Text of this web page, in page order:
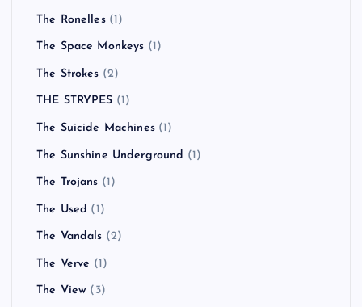
The Ronelles(1)
The Space Monkeys (1)
The Strokes (2)
THE STRYPES (1)
The Suicide Machines(1)
The Sunshine Underground (1)
The Trojans (1)
The Used (1)
The Vandals (2)
The Verve (1)
The View (3)